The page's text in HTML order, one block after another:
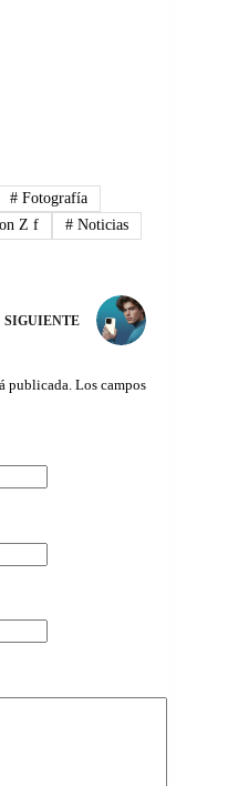
# Fotografía
Z f # Noticias
SIGUIENTE
publicada. Los campos